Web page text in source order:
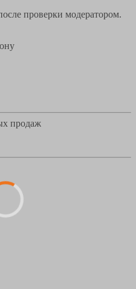
проверки модератором.
продаж